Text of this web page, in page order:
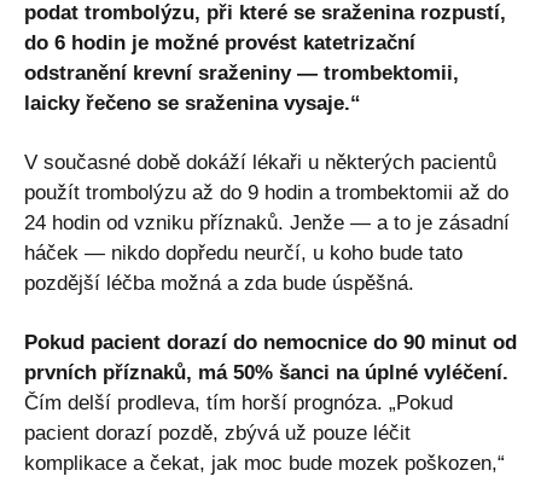
podat trombolýzu, při které se sraženina rozpustí,
do 6 hodin je možné provést katetrizační
odstranění krevní sraženiny — trombektomii,
laicky řečeno se sraženina vysaje.“
V současné době dokáží lékaři u některých pacientů
použít trombolýzu až do 9 hodin a trombektomii až do
24 hodin od vzniku příznaků. Jenže — a to je zásadní
háček — nikdo dopředu neurčí, u koho bude tato
pozdější léčba možná a zda bude úspěšná.
Pokud pacient dorazí do nemocnice do 90 minut od
prvních příznaků, má 50% šanci na úplné vyléčení.
Čím delší prodleva, tím horší prognóza. „Pokud
pacient dorazí pozdě, zbývá už pouze léčit
komplikace a čekat, jak moc bude mozek poškozen,“